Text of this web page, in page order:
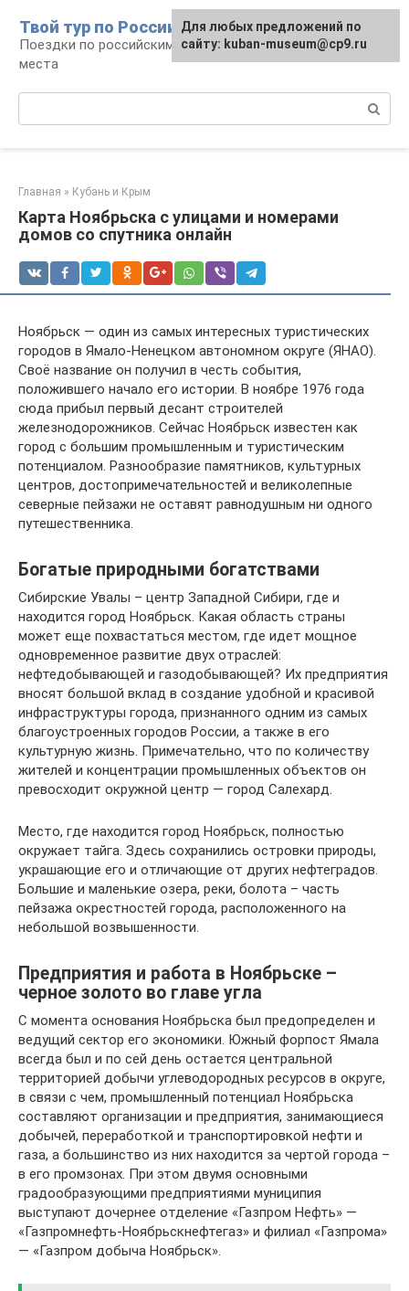
контенту
Твой тур по России
Поездки по российским городам, маршруты и
места
Главная » Кубань и Крым
Карта Ноябрьска с улицами и номерами
домов со спутника онлайн
Ноябрьск — один из самых интересных туристических
городов в Ямало-Ненецком автономном округе (ЯНАО).
Своё название он получил в честь события,
положившего начало его истории. В ноябре 1976 года
сюда прибыл первый десант строителей
железнодорожников. Сейчас Ноябрьск известен как
город с большим промышленным и туристическим
потенциалом. Разнообразие памятников, культурных
центров, достопримечательностей и великолепные
северные пейзажи не оставят равнодушным ни одного
путешественника.
Богатые природными богатствами
Сибирские Увалы – центр Западной Сибири, где и
находится город Ноябрьск. Какая область страны
может еще похвастаться местом, где идет мощное
одновременное развитие двух отраслей:
нефтедобывающей и газодобывающей? Их предприятия
вносят большой вклад в создание удобной и красивой
инфраструктуры города, признанного одним из самых
благоустроенных городов России, а также в его
культурную жизнь. Примечательно, что по количеству
жителей и концентрации промышленных объектов он
превосходит окружной центр — город Салехард.
Место, где находится город Ноябрьск, полностью
окружает тайга. Здесь сохранились островки природы,
украшающие его и отличающие от других нефтеградов.
Большие и маленькие озера, реки, болота – часть
пейзажа окрестностей города, расположенного на
небольшой возвышенности.
Предприятия и работа в Ноябрьске –
черное золото во главе угла
С момента основания Ноябрьска был предопределен и
ведущий сектор его экономики. Южный форпост Ямала
всегда был и по сей день остается центральной
территорией добычи углеводородных ресурсов в округе,
в связи с чем, промышленный потенциал Ноябрьска
составляют организации и предприятия, занимающиеся
добычей, переработкой и транспортировкой нефти и
газа, а большинство из них находится за чертой города –
в его промзонах. При этом двумя основными
градообразующими предприятиями муниципия
выступают дочернее отделение «Газпром Нефть» —
«Газпромнефть-Ноябрьскнефтегаз» и филиал «Газпрома»
— «Газпром добыча Ноябрьск».
Для любых предложений по
сайту: kuban-museum@cp9.ru